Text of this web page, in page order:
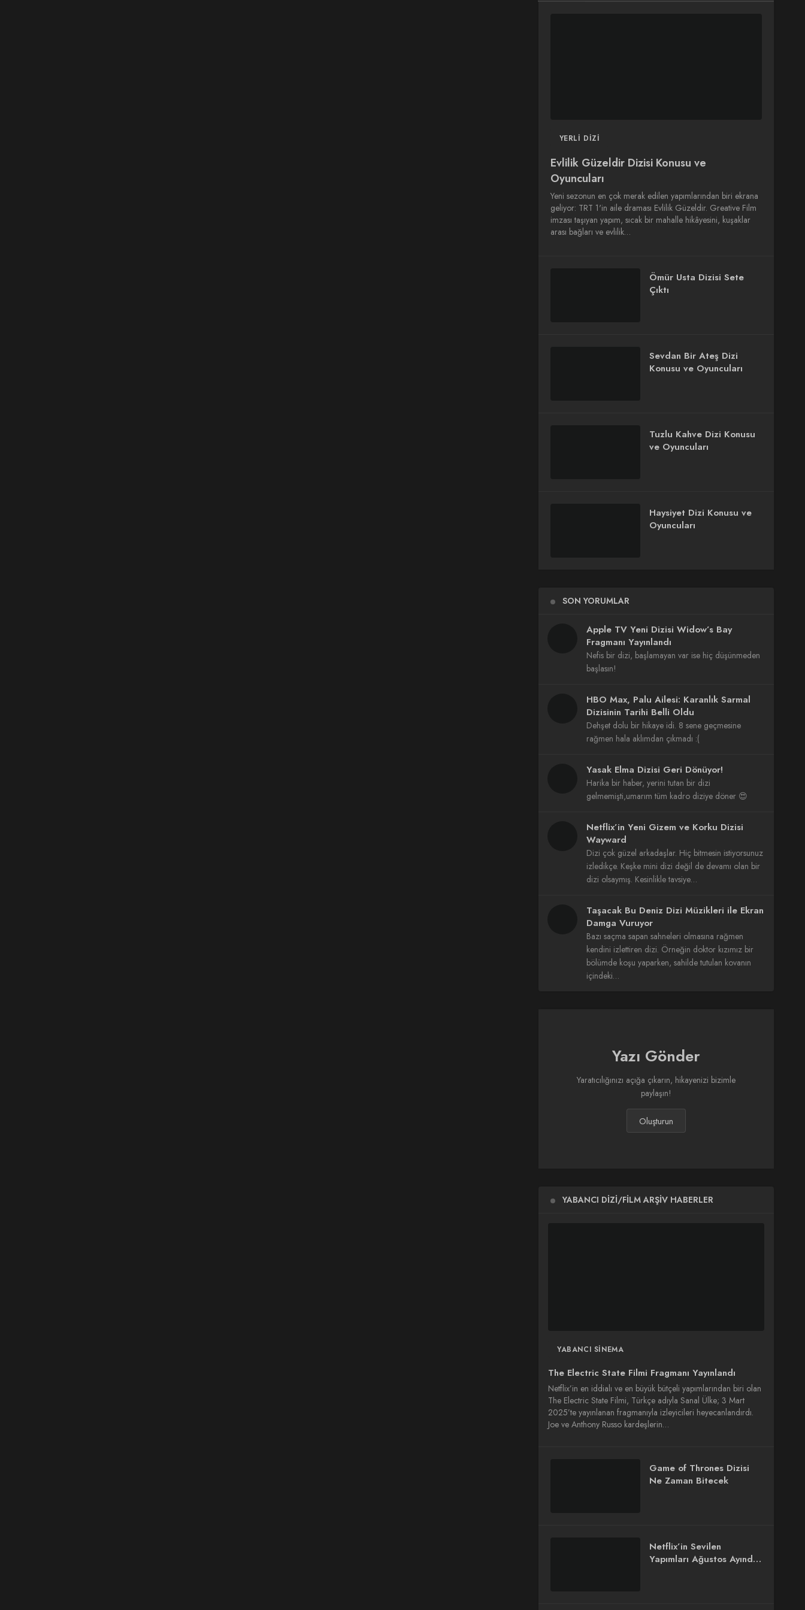
YERLI DIZI
Evlilik Güzeldir Dizisi Konusu ve
Oyuncuları
Yeni sezonun en çok merak edilen yapımlarından biri ekrana
geliyor: TRT 1'in aile draması Evlilik Güzeldir. Greative Film
imzası taşıyan yapım, sıcak bir mahalle hikâyesini, kuşaklar
arası bağları ve evlilik…
Ömür Usta Dizisi Sete
Çıktı
Sevdan Bir Ateş Dizi
Konusu ve Oyuncuları
Tuzlu Kahve Dizi Konusu
ve Oyuncuları
Haysiyet Dizi Konusu ve
Oyuncuları
SON YORUMLAR
Apple TV Yeni Dizisi Widow’s Bay
Fragmanı Yayınlandı
Nefis bir dizi, başlamayan var ise hiç düşünmeden
başlasın!
HBO Max, Palu Ailesi: Karanlık Sarmal
Dizisinin Tarihi Belli Oldu
Dehşet dolu bir hikaye idi. 8 sene geçmesine
rağmen hala aklımdan çıkmadı :(
Yasak Elma Dizisi Geri Dönüyor!
Harika bir haber, yerini tutan bir dizi
gelmemişti,umarım tüm kadro diziye döner 😍
Netflix’in Yeni Gizem ve Korku Dizisi
Wayward
Dizi çok güzel arkadaşlar. Hiç bitmesin istiyorsunuz
izledikçe. Keşke mini dizi değil de devamı olan bir
dizi olsaymış. Kesinlikle tavsiye…
Taşacak Bu Deniz Dizi Müzikleri ile Ekran
Damga Vuruyor
Bazı saçma sapan sahneleri olmasına rağmen
kendini izlettiren dizi. Örneğin doktor kızımız bir
bölümde koşu yaparken, sahilde tutulan kovanın
içindeki…
Yazı Gönder
Yaratıcılığınızı açığa çıkarın, hikayenizi bizimle
paylaşın!
Oluşturun
YABANCI DIZI/FILM ARŞIV HABERLER
YABANCI SINEMA
The Electric State Filmi Fragmanı Yayınlandı
Netflix’in en iddialı ve en büyük bütçeli yapımlarından biri olan
The Electric State Filmi, Türkçe adıyla Sanal Ülke; 3 Mart
2025’te yayınlanan fragmanıyla izleyicileri heyecanlandırdı.
Joe ve Anthony Russo kardeşlerin…
Game of Thrones Dizisi
Ne Zaman Bitecek
Netflix’in Sevilen
Yapımları Ağustos Ayında